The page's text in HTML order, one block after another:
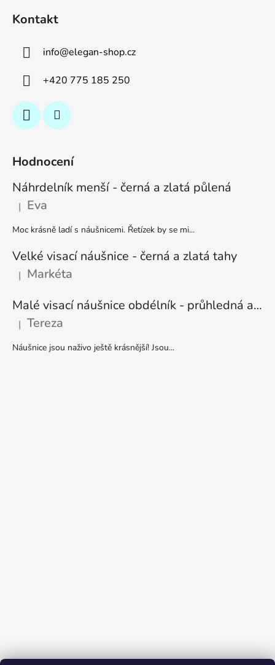
Kontakt
info@elegan-shop.cz
+420 775 185 250
Hodnocení
Náhrdelník menší - černá a zlatá půlená
Hodnocení produktu je 5 z 5 hvězdiček.
| Eva
Moc krásně ladí s náušnicemi. Řetízek by se mi...
Velké visací náušnice - černá a zlatá tahy
Hodnocení produktu je 5 z 5 hvězdiček.
| Markéta
Malé visací náušnice obdélník - průhledná a stříbrná
Hodnocení produktu je 5 z 5 hvězdiček.
| Tereza
Náušnice jsou naživo ještě krásnější! Jsou...